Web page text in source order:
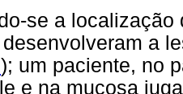
se a
a
); um paciente, no
e na mucosa